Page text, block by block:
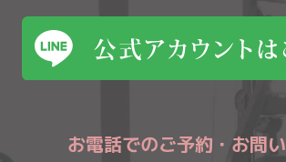
お電話でのご予約・お問